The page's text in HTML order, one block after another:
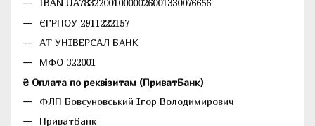
IBAN UA783220010000026001330076656
ЄГРПОУ 2911222157
АТ УНІВЕРСАЛ БАНК
МФО 322001
₴ Оплата по реквізитам (ПриватБанк)
ФЛП Бовсуновський Ігор Володимирович
ПриватБанк